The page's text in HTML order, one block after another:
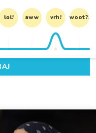
lol! aww vrh! woot?!